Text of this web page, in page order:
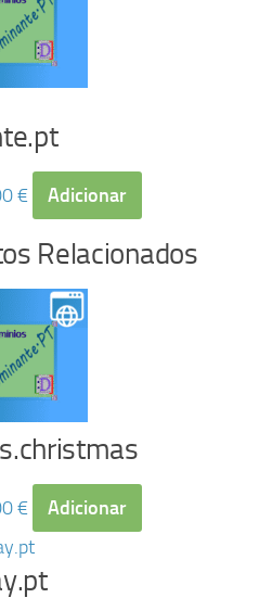
€ Adicionar
Relacionados
€ Adicionar